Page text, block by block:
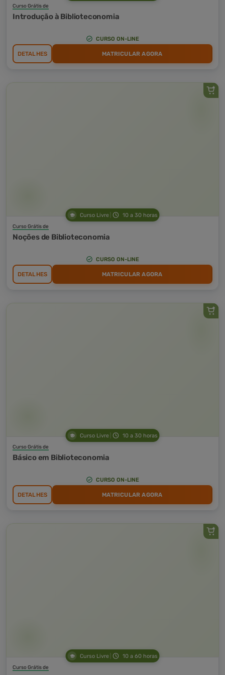
Curso Grátis de
Introdução à Biblioteconomia
CURSO ON-LINE
DETALHES MATRICULAR AGORA
Curso Livre 10 a 30 horas
Curso Grátis de
Noções de Biblioteconomia
CURSO ON-LINE
DETALHES MATRICULAR AGORA
Curso Livre 10 a 30 horas
Curso Grátis de
Básico em Biblioteconomia
CURSO ON-LINE
DETALHES MATRICULAR AGORA
Curso Livre 10 a 60 horas
Curso Grátis de